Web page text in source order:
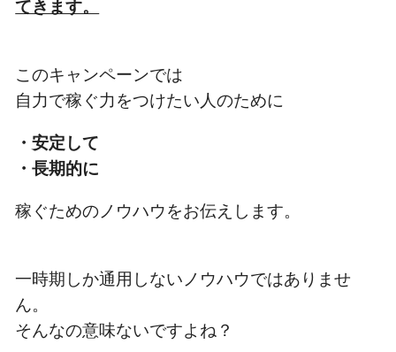
てきます。
このキャンペーンでは
自力で稼ぐ力をつけたい人のために
・安定して
・長期的に
稼ぐためのノウハウをお伝えします。
一時期しか通用しないノウハウではありませ
ん。
そんなの意味ないですよね？